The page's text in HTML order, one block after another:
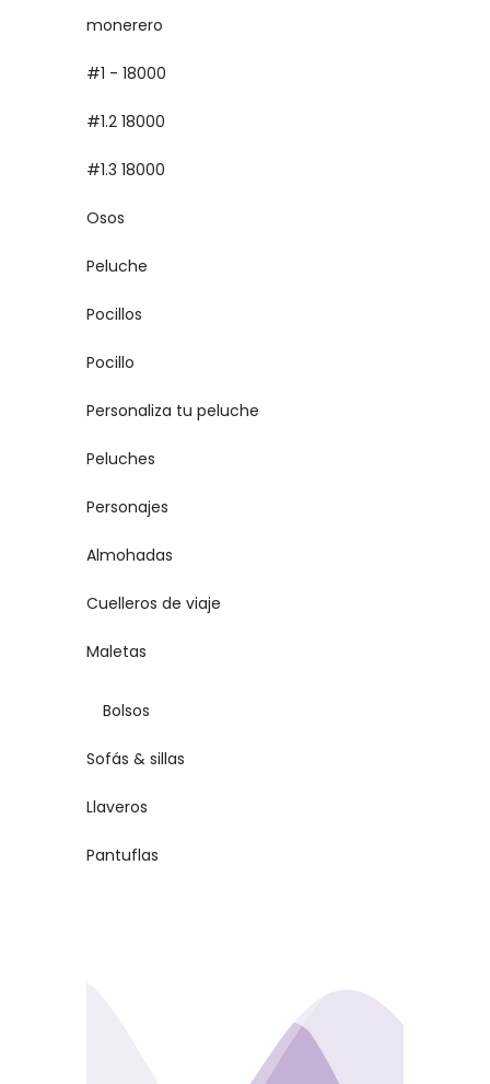
monerero
#1 - 18000
#1.2 18000
#1.3 18000
Osos
Peluche
Pocillos
Pocillo
Personaliza tu peluche
Peluches
Personajes
Almohadas
Cuelleros de viaje
Maletas
Bolsos
Sofás & sillas
Llaveros
Pantuflas